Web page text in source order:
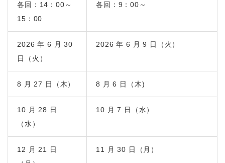
各回：14：00～
15：00
各回：9：00～
2026 年 6 月 30
日（火）
2026 年 6 月 9 日（火）
8 月 27 日（木） 8 月 6 日（木)
10 月 28 日
（水）
10 月 7 日（水）
12 月 21 日
11 月 30 日（月）